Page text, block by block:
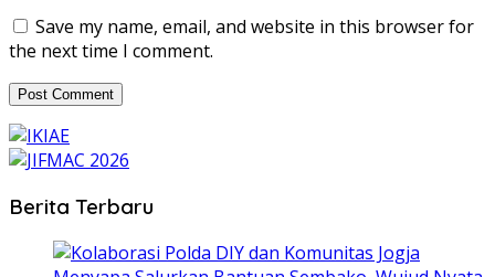
Save my name, email, and website in this browser for
the next time I comment.
Berita Terbaru